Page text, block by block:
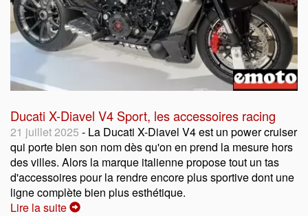
Ducati X-Diavel V4 Sport, les accessoires racing
21 juillet 2025 - La Ducati X-Diavel V4 est un power cruiser
qui porte bien son nom dès qu'on en prend la mesure hors
des villes. Alors la marque italienne propose tout un tas
d'accessoires pour la rendre encore plus sportive dont une
ligne complète bien plus esthétique.
Lire la suite